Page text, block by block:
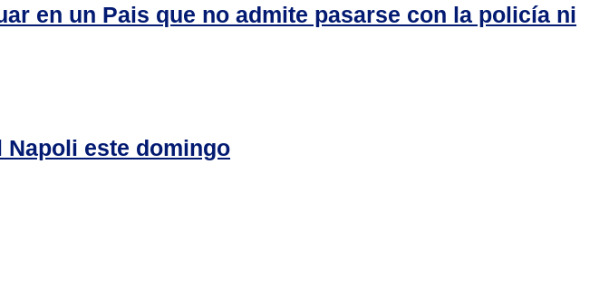
en un Pais que no admite pasarse con la policía ni
Napoli este domingo